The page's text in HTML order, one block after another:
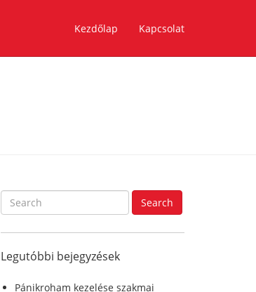
Kezdőlap Kapcsolat
S
e
c
f
Search
Legutóbbi bejegyzések
Pánikroham kezelése szakmai